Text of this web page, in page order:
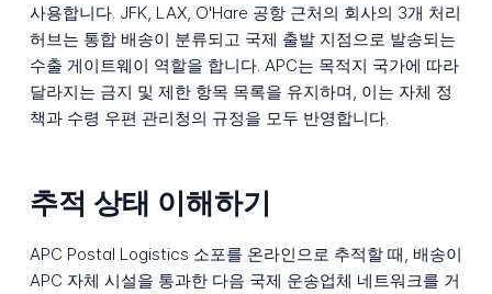
사용합니다. JFK, LAX, O'Hare 공항 근처의 회사의 3개 처리
허브는 통합 배송이 분류되고 국제 출발 지점으로 발송되는
수출 게이트웨이 역할을 합니다. APC는 목적지 국가에 따라
달라지는 금지 및 제한 항목 목록을 유지하며, 이는 자체 정
책과 수령 우편 관리청의 규정을 모두 반영합니다.
추적 상태 이해하기
APC Postal Logistics 소포를 온라인으로 추적할 때, 배송이
APC 자체 시설을 통과한 다음 국제 운송업체 네트워크를 거